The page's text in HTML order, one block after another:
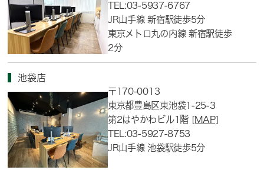
TEL:03-5937-6767
JR山手線 新宿駅徒歩5分
東京メトロ丸の内線 新宿駅徒歩
2分
池袋店
〒170-0013
東京都豊島区東池袋1-25-3
第2はやかわビル1階 [MAP]
TEL:03-5927-8753
JR山手線 池袋駅徒歩5分